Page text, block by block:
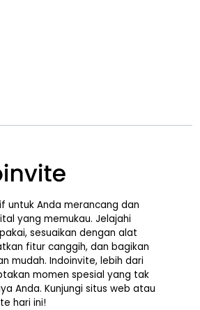
untuk Anda merancang dan
yang memukau. Jelajahi
sesuaikan dengan alat
fitur canggih, dan bagikan
mudah. Indoinvite, lebih dari
momen spesial yang tak
Anda. Kunjungi situs web atau
hari ini!